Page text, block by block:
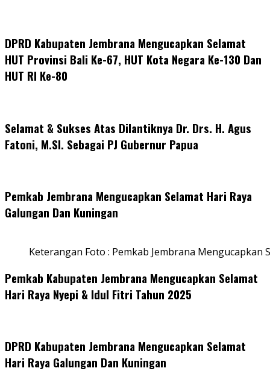
DPRD Kabupaten Jembrana Mengucapkan Selamat
HUT Provinsi Bali Ke-67, HUT Kota Negara Ke-130 Dan
HUT RI Ke-80
Selamat & Sukses Atas Dilantiknya Dr. Drs. H. Agus
Fatoni, M.SI. Sebagai PJ Gubernur Papua
Pemkab Jembrana Mengucapkan Selamat Hari Raya
Galungan Dan Kuningan
Keterangan Foto : Pemkab Jembrana Mengucapkan
Pemkab Kabupaten Jembrana Mengucapkan Selamat
Hari Raya Nyepi & Idul Fitri Tahun 2025
DPRD Kabupaten Jembrana Mengucapkan Selamat
Hari Raya Galungan Dan Kuningan